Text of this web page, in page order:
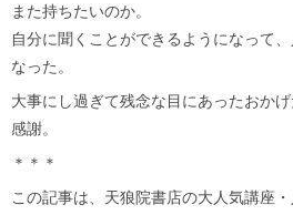
また持ちたいのか。
自分に聞くことができるようになって
なった。
大事にし過ぎて残念な目にあったおかげ
感謝。
＊＊＊
この記事は、天狼院書店の大人気講座